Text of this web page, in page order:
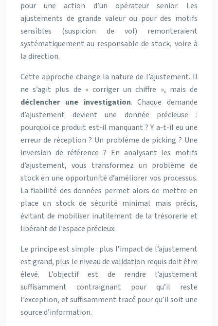
pour une action d’un opérateur senior. Les
ajustements de grande valeur ou pour des motifs
sensibles (suspicion de vol) remonteraient
systématiquement au responsable de stock, voire à
la direction.
Cette approche change la nature de l’ajustement. Il
ne s’agit plus de « corriger un chiffre », mais de
déclencher une investigation. Chaque demande
d’ajustement devient une donnée précieuse :
pourquoi ce produit est-il manquant ? Y a-t-il eu une
erreur de réception ? Un problème de picking ? Une
inversion de référence ? En analysant les motifs
d’ajustement, vous transformez un problème de
stock en une opportunité d’améliorer vos processus.
La fiabilité des données permet alors de mettre en
place un stock de sécurité minimal mais précis,
évitant de mobiliser inutilement de la trésorerie et
libérant de l’espace précieux.
Le principe est simple : plus l’impact de l’ajustement
est grand, plus le niveau de validation requis doit être
élevé. L’objectif est de rendre l’ajustement
suffisamment contraignant pour qu’il reste
l’exception, et suffisamment tracé pour qu’il soit une
source d’information.